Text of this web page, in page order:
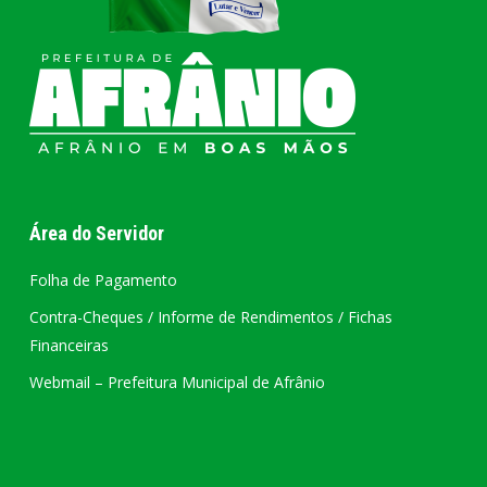
Área do Servidor
Folha de Pagamento
Contra-Cheques / Informe de Rendimentos / Fichas
Financeiras
Webmail – Prefeitura Municipal de Afrânio